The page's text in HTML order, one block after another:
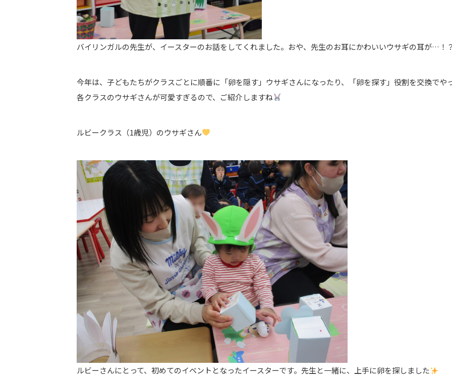
バイリンガルの先生が、イースターのお話をしてくれました。おや、先生のお耳にかわいいウサギの耳が…！？
今年は、子どもたちがクラスごとに順番に「卵を隠す」ウサギさんになったり、「卵を探す」役割を交換でや
各クラスのウサギさんが可愛すぎるので、ご紹介しますね
ルビークラス（1歳児）のウサギさん
ルビーさんにとって、初めてのイベントとなったイースターです。先生と一緒に、上手に卵を探しました